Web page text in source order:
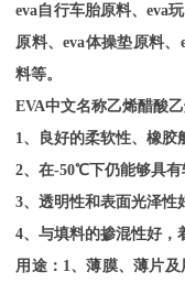
eva自行车胎原料、eva
原料、eva体操垫原料
料等。
EVA中文名称乙烯醋酸
1、良好的柔软性、橡胶
2、在-50℃下仍能够具
3、透明性和表面光泽性
4、与填料的掺混性好，
用途： 1、薄膜、薄片